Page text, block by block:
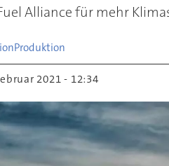
Alliance für mehr
Produktion
Februar 2021 - 12:34